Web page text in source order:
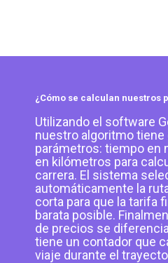
¿Cómo se calculan nuestros
Utilizando el software
nuestro algoritmo
parámetros: tiempo en
en kilómetros para
carrera. El sistema
automáticamente la
corta para que la tarifa
barata posible.
de precios se
tiene un contador que
viaje durante el